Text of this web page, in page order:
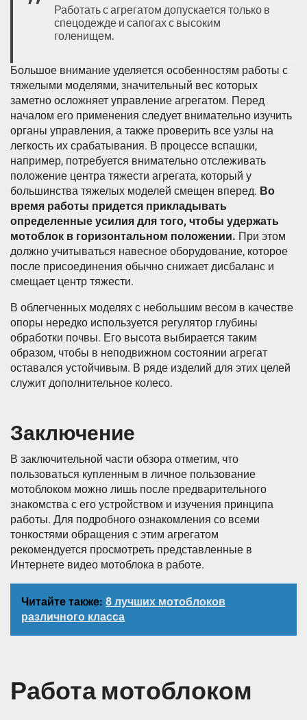
Работать с агрегатом допускается только в
спецодежде и сапогах с высоким
голенищем.
Большое внимание уделяется особенностям работы с
тяжелыми моделями, значительный вес которых
заметно осложняет управление агрегатом. Перед
началом его применения следует внимательно изучить
органы управления, а также проверить все узлы на
легкость их срабатывания. В процессе вспашки,
например, потребуется внимательно отслеживать
положение центра тяжести агрегата, который у
большинства тяжелых моделей смещен вперед. Во
время работы придется прикладывать
определенные усилия для того, чтобы удержать
мотоблок в горизонтальном положении. При этом
должно учитываться навесное оборудование, которое
после присоединения обычно снижает дисбаланс и
смещает центр тяжести.
В облегченных моделях с небольшим весом в качестве
опоры нередко используется регулятор глубины
обработки почвы. Его высота выбирается таким
образом, чтобы в неподвижном состоянии агрегат
оставался устойчивым. В ряде изделий для этих целей
служит дополнительное колесо.
Заключение
В заключительной части обзора отметим, что
пользоваться купленным в личное пользование
мотоблоком можно лишь после предварительного
знакомства с его устройством и изучения принципа
работы. Для подробного ознакомления со всеми
тонкостями обращения с этим агрегатом
рекомендуется просмотреть представленные в
Интернете видео мотоблока в работе.
Читайте также: 8 лучших мотоблоков
различного класса
Работа мотоблоком